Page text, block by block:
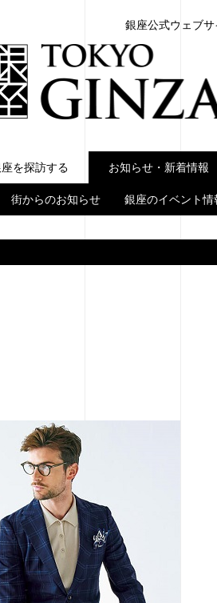
銀座公式ウェブサ
を探訪する お知らせ・新着情報
お知らせ・新着情報
街からのお知らせ 銀座のイベント情